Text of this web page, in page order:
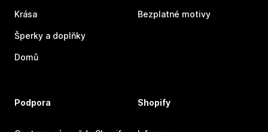
Krása
Šperky a doplňky
Domů
Bezplatné motivy
Podpora Shopify